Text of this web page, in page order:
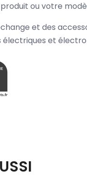
ou votre
et des
électriques et